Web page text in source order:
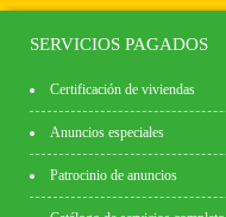
SERVICIOS PAGADOS
Certificación de viviendas
Anuncios especiales
Patrocinio de anuncios